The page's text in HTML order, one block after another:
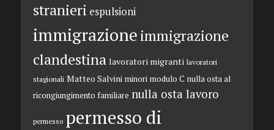
stranieri espulsioni
immigrazioneimmigrazione
clandestina lavoratori migranti lavoratori
stagionali Matteo Salvini minori modulo C nulla osta al
ricongiungimento familiare nulla osta lavoro
permesso permesso di